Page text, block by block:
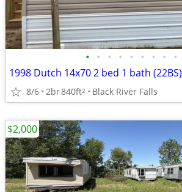
• • • • • • • • •
1998 Dutch 14x70 2 bed 1 bath (22BS)
8/6 2br840ft2 Black River Falls
$2,000